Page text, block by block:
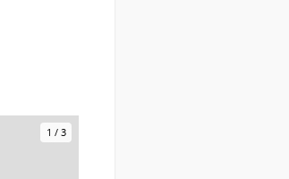
1 / 3